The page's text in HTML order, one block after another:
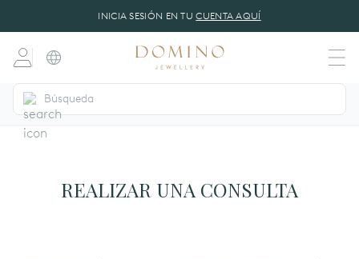
INICIA SESIÓN EN TUCUENTA AQUÍ
dansk (DA)
REALIZAR UNA CONSULTA